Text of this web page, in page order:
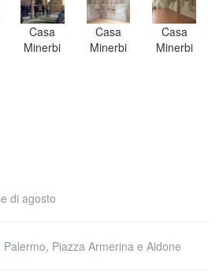
Casa
Minerbi
Casa
Minerbi
Casa
Minerbi
di agosto
Piazza Armerina e Aidone